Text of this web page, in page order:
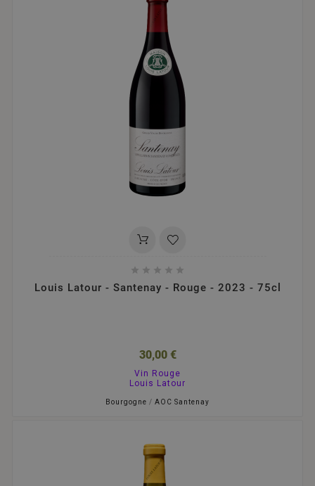
    
Louis Latour - Santenay - Rouge - 2023 - 75cl
30,00 €
Vin Rouge
Louis Latour
Bourgogne / AOC Santenay